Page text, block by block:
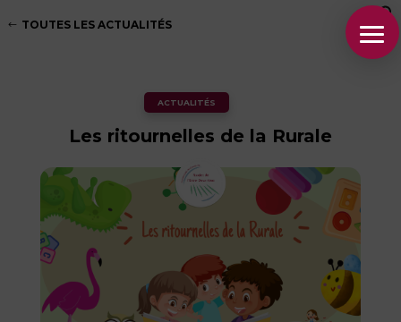
TOUTES LES ACTUALITÉS
ACTUALITÉS
Les ritournelles de la Rurale